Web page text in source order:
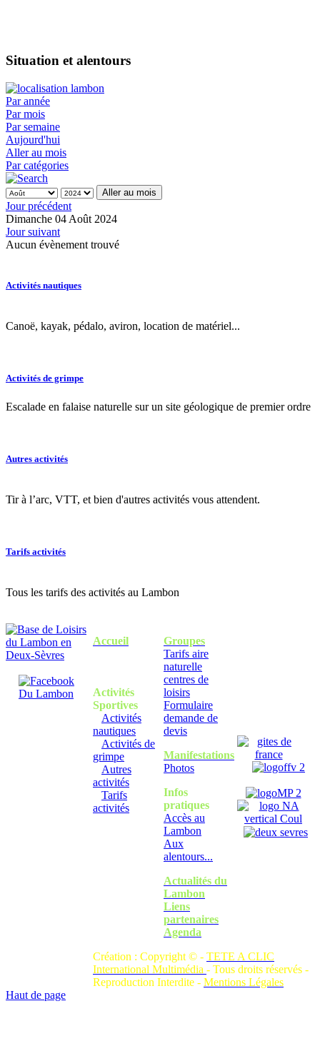
Situation et alentours
Par année
Par mois
Par semaine
Aujourd'hui
Aller au mois
Par catégories
Aller au mois
Jour précédent
Dimanche 04 Août 2024
Jour suivant
Aucun évènement trouvé
Activités nautiques
Canoë, kayak, pédalo, aviron, location de matériel...
Activités de grimpe
Escalade en falaise naturelle sur un site géologique de premier ordre
Autres activités
Tir à l’arc, VTT, et bien d'autres activités vous attendent.
Tarifs activités
Tous les tarifs des activités au Lambon
Accueil
Activités
Sportives
Activités
nautiques
Activités de
grimpe
Autres
activités
Tarifs
activités
Groupes
Tarifs aire
naturelle
centres de
loisirs
Formulaire
demande de
devis
Manifestations
Photos
Infos
pratiques
Accès au
Lambon
Aux
alentours...
Actualités du
Lambon
Liens
partenaires
Agenda
Création : Copyright © - TETE A CLIC
International Multimédia - Tous droits réservés -
Reproduction Interdite - Mentions Légales
Haut de page